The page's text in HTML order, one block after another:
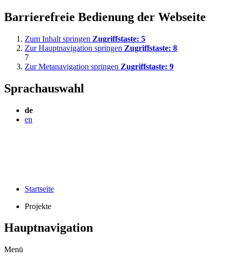
Barrierefreie Bedienung der Webseite
Zum Inhalt springen Zugriffstaste: 5
Zur Hauptnavigation springen Zugriffstaste: 8
7
Zur Metanavigation springen Zugriffstaste: 9
Sprachauswahl
de
en
Startseite
Projekte
Hauptnavigation
Menü